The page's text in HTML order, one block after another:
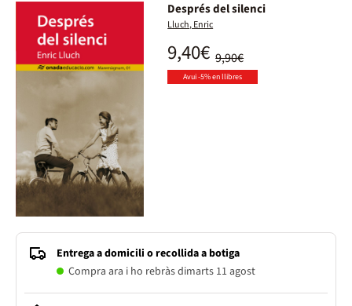
Després del silenci
Lluch, Enric
9,90€
9,40€
Avui -5% en llibres
Entrega a domicili o recollida a botiga
Compra ara i ho rebràs dimarts 11 agost